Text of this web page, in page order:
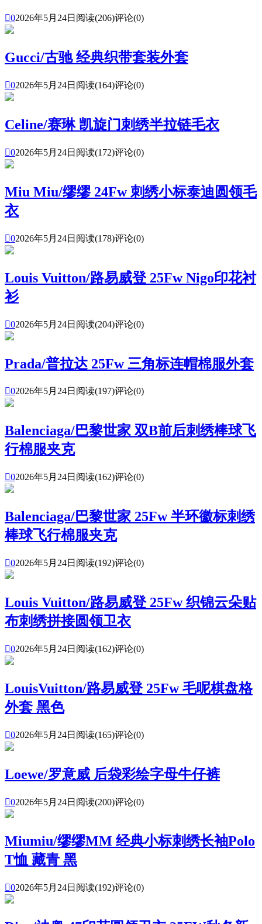
02026年5月24日 阅读(206)评论(0)
Gucci/古驰 经典织带套装外套
02026年5月24日 阅读(164)评论(0)
Celine/赛琳 凯旋门刺绣半拉链毛衣
02026年5月24日 阅读(172)评论(0)
Miu Miu/缪缪 24Fw 刺绣小标泰迪圆领毛
衣
02026年5月24日 阅读(178)评论(0)
Louis Vuitton/路易威登 25Fw Nigo印花衬
衫
02026年5月24日 阅读(204)评论(0)
Prada/普拉达 25Fw 三角标连帽棉服外套
02026年5月24日 阅读(197)评论(0)
Balenciaga/巴黎世家 双B前后刺绣棒球飞
行棉服夹克
02026年5月24日 阅读(162)评论(0)
Balenciaga/巴黎世家 25Fw 半环徽标刺绣
棒球飞行棉服夹克
02026年5月24日 阅读(192)评论(0)
Louis Vuitton/路易威登 25Fw 织锦云朵贴
布刺绣拼接圆领卫衣
02026年5月24日 阅读(162)评论(0)
LouisVuitton/路易威登 25Fw 毛呢棋盘格
外套 黑色
02026年5月24日 阅读(165)评论(0)
Loewe/罗意威 后袋彩绘字母牛仔裤
02026年5月24日 阅读(200)评论(0)
Miumiu/缪缪MM 经典小标刺绣长袖Polo
T恤 藏青 黑
02026年5月24日 阅读(192)评论(0)